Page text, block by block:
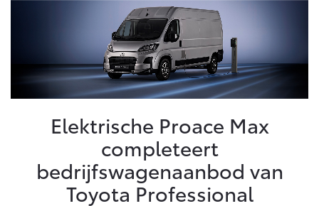
Ons bedrijf
Onze medewerkers
Autohopper/Autoverhuur
Autohopper/Verhuisbus
Vacatures
Klantbeoordelingen
Aygo X
HYBRIDE
Vanaf € 23.750,-
Yaris
HYBRIDE
Vanaf € 27.195,-
Occasions
Elektrische Proace Max
completeert
bedrijfswagenaanbod van
Toyota Professional